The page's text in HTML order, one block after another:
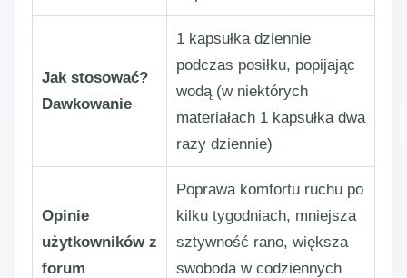
Jak stosować?
Dawkowanie
1 kapsułka dziennie
podczas posiłku, popijając
wodą (w niektórych
materiałach 1 kapsułka dwa
razy dziennie)
Opinie
użytkowników z
forum
Poprawa komfortu ruchu po
kilku tygodniach, mniejsza
sztywność rano, większa
swoboda w codziennych